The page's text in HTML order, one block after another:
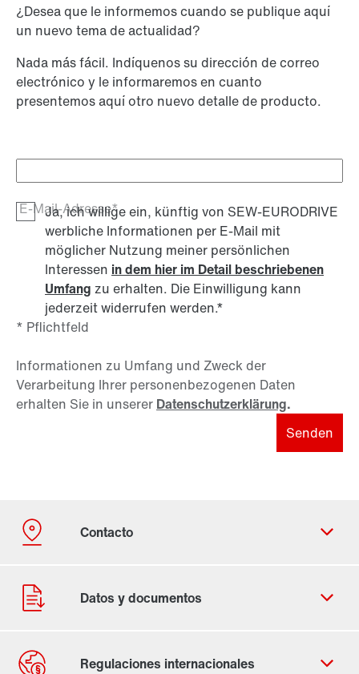
¿Desea que le informemos cuando se publique aquí
un nuevo tema de actualidad?
Nada más fácil. Indíquenos su dirección de correo
electrónico y le informaremos en cuanto
presentemos aquí otro nuevo detalle de producto.
E-Mail-Adresse*
Ja, ich willige ein, künftig von SEW-EURODRIVE
werbliche Informationen per E-Mail mit
möglicher Nutzung meiner persönlichen
Interessen in dem hier im Detail beschriebenen
Umfang zu erhalten. Die Einwilligung kann
jederzeit widerrufen werden.*
* Pflichtfeld
Informationen zu Umfang und Zweck der
Verarbeitung Ihrer personenbezogenen Daten
erhalten Sie in unserer Datenschutzerklärung.
Senden